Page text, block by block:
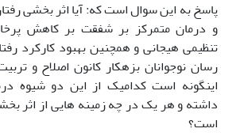
پاسخ به این سوال است که: آیا اثر بخشی
و درمان متمرکز بر شفقت بر کاهش
تنظیمی هیجانی و همچنین بهبود کارکرد
رسان نوجوانان بزهکار کانون اصلاح و
اینگونه است کدامیک از این دو شیوه
داشته و هر یک در چه زمینه هایی از اثر
است؟